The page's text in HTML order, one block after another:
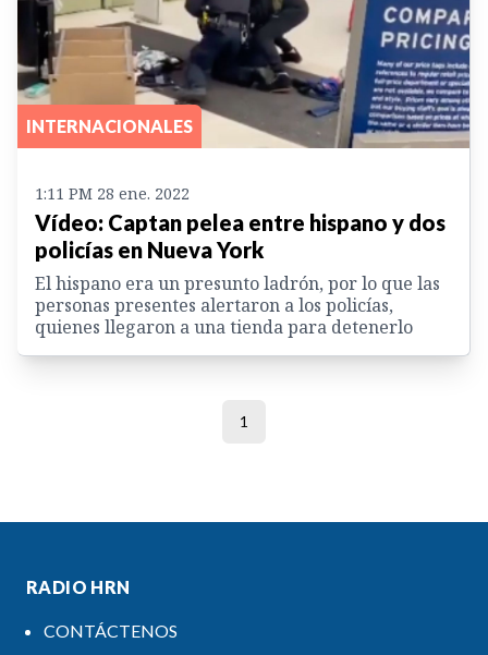
INTERNACIONALES
1:11 PM 28 ene. 2022
Vídeo: Captan pelea entre hispano y dos
policías en Nueva York
El hispano era un presunto ladrón, por lo que las
personas presentes alertaron a los policías,
quienes llegaron a una tienda para detenerlo
1
RADIO HRN
CONTÁCTENOS